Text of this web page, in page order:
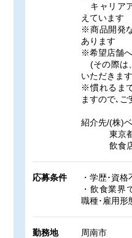
キャリア
えています
※商品開発
あります
※希望店舗
(その際は
いただきます
※慣れるま
ますので､
紹介先/(株)
東京都
飲食店(
応募条件
・学歴･資格
・飲食業界
職種･雇用形
勤務地 周南市